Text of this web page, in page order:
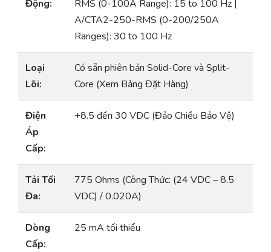
Động:
RMS (0-100A Range): 15 to 100 Hz |
A/CTA2-250-RMS (0-200/250A
Ranges): 30 to 100 Hz
Loại
Lõi:
Có sẵn phiên bản Solid-Core và Split-
Core (Xem Bảng Đặt Hàng)
Điện
Áp
Cấp:
+8.5 đến 30 VDC (Đảo Chiều Bảo Vệ)
Tải Tối
Đa:
775 Ohms (Công Thức: (24 VDC – 8.5
VDC) / 0.020A)
Dòng
Cấp:
25 mA tối thiểu